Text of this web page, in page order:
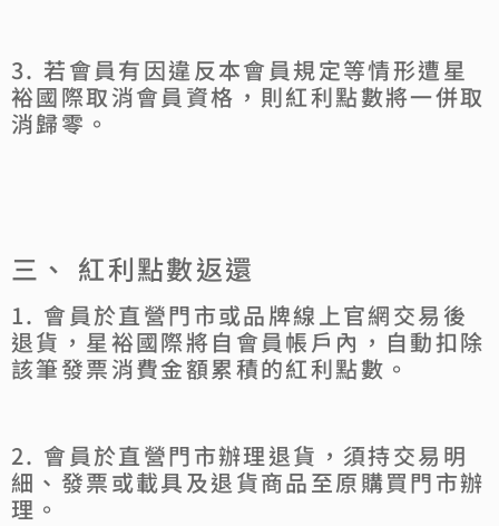
3. 若會員有因違反本會員規定等情形遭星
裕國際取消會員資格，則紅利點數將一併取
消歸零。
三、 紅利點數返還
1. 會員於直營門市或品牌線上官網交易後
退貨，星裕國際將自會員帳戶內，自動扣除
該筆發票消費金額累積的紅利點數。
2. 會員於直營門市辦理退貨，須持交易明
細、發票或載具及退貨商品至原購買門市辦
理。